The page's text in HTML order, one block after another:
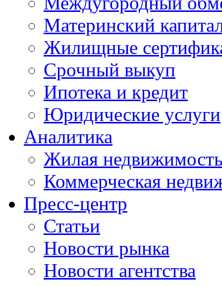
Материнский
Жилищные
Срочный выкуп
Ипотека и кредит
Юридические услуги
Аналитика
Жилая
Коммерческая
Пресс-центр
Статьи
Новости рынка
Новости агентства